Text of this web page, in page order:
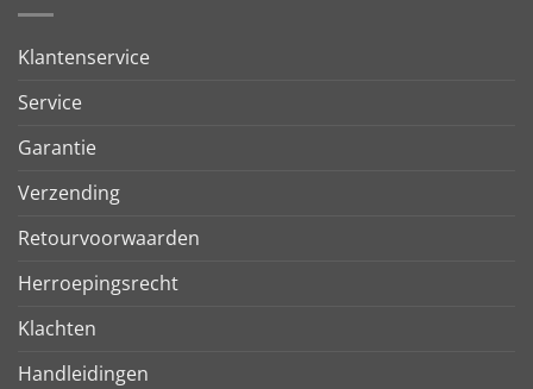
Klantenservice
Service
Garantie
Verzending
Retourvoorwaarden
Herroepingsrecht
Klachten
Handleidingen